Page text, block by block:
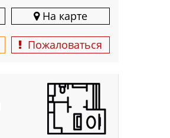
На карте
Пожаловаться